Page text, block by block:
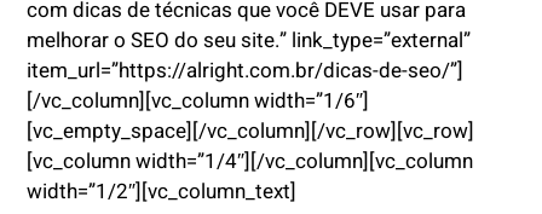
com dicas de técnicas que você DEVE usar para
melhorar o SEO do seu site.” link_type=”external”
item_url=”https://alright.com.br/dicas-de-seo/”]
[/vc_column][vc_column width=”1/6″]
[vc_empty_space][/vc_column][/vc_row][vc_row]
[vc_column width=”1/4″][/vc_column][vc_column
width=”1/2″][vc_column_text]